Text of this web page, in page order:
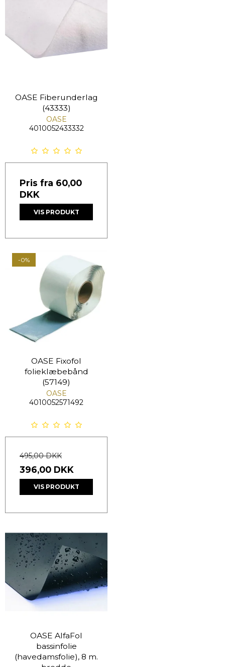
OASE Fiberunderlag
(43333)
OASE
4010052433332
Pris fra 60,00
DKK
VIS PRODUKT
-0%
OASE Fixofol
folieklæbebånd
(57149)
OASE
4010052571492
495,00 DKK
396,00 DKK
VIS PRODUKT
OASE AlfaFol
bassinfolie
(havedamsfolie), 8 m.